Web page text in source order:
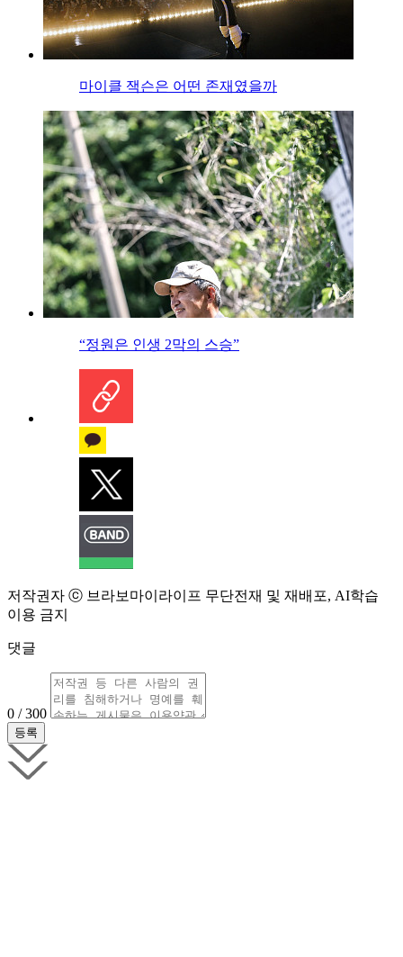
마이클 잭슨은 어떤 존재였을까
“정원은 인생 2막의 스승”
저작권자 ⓒ 브라보마이라이프 무단전재 및 재배포, AI학습
이용 금지
댓글
0 / 300